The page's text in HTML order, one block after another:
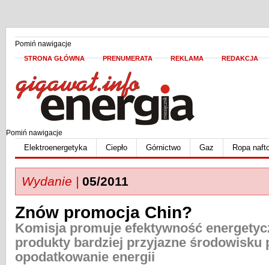
Pomiń nawigacje
STRONA GŁÓWNA PRENUMERATA REKLAMA REDAKCJA
Pomiń nawigacje
Elektroenergetyka Ciepło Górnictwo Gaz Ropa
Wydanie | 05/2011
Znów promocja Chin?
Komisja promuje efektywność
produkty bardziej przyjazne środowisku
opodatkowanie energii